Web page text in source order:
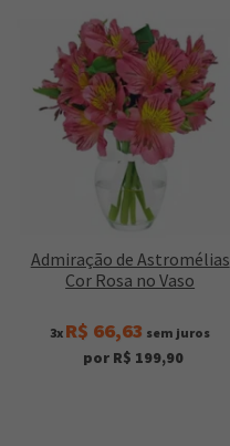
Admiração de Astromélias
Cor Rosa no Vaso
3x R$ 66,63 sem juros
por R$ 199,90